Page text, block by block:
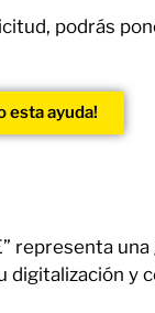
podrás
esta ayuda!
representa
digitalización y